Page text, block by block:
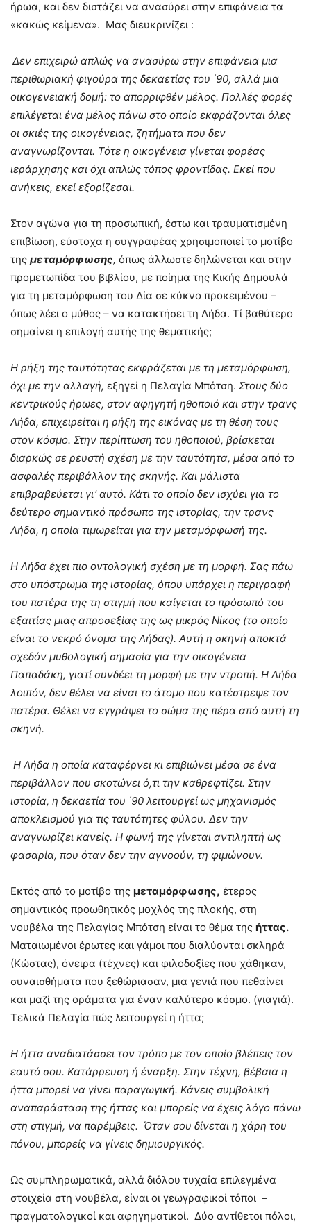
ήρωα, και δεν διστάζει να ανασύρει στην επιφάνεια τα
«κακώς κείμενα». Μας διευκρινίζει :
Δεν επιχειρώ απλώς να ανασύρω στην επιφάνεια μια
περιθωριακή φιγούρα της δεκαετίας του ΄90, αλλά μια
οικογενειακή δομή: το απορριφθέν μέλος. Πολλές φορές
επιλέγεται ένα μέλος πάνω στο οποίο εκφράζονται όλες
οι σκιές της οικογένειας, ζητήματα που δεν
αναγνωρίζονται. Τότε η οικογένεια γίνεται φορέας
ιεράρχησης και όχι απλώς τόπος φροντίδας. Εκεί που
ανήκεις, εκεί εξορίζεσαι.
Στον αγώνα για τη προσωπική, έστω και τραυματισμένη
επιβίωση, εύστοχα η συγγραφέας χρησιμοποιεί το μοτίβο
της μεταμόρφωσης, όπως άλλωστε δηλώνεται και στην
προμετωπίδα του βιβλίου, με ποίημα της Κικής Δημουλά
για τη μεταμόρφωση του Δία σε κύκνο προκειμένου –
όπως λέει ο μύθος – να κατακτήσει τη Λήδα. Τί βαθύτερο
σημαίνει η επιλογή αυτής της θεματικής;
Η ρήξη της ταυτότητας εκφράζεται με τη μεταμόρφωση,
όχι με την αλλαγή, εξηγεί η Πελαγία Μπότση. Στους δύο
κεντρικούς ήρωες, στον αφηγητή ηθοποιό και στην τρανς
Λήδα, επιχειρείται η ρήξη της εικόνας με τη θέση τους
στον κόσμο. Στην περίπτωση του ηθοποιού, βρίσκεται
διαρκώς σε ρευστή σχέση με την ταυτότητα, μέσα από το
ασφαλές περιβάλλον της σκηνής. Και μάλιστα
επιβραβεύεται γι’ αυτό. Κάτι το οποίο δεν ισχύει για το
δεύτερο σημαντικό πρόσωπο της ιστορίας, την τρανς
Λήδα, η οποία τιμωρείται για την μεταμόρφωσή της.
Η Λήδα έχει πιο οντολογική σχέση με τη μορφή. Σας πάω
στο υπόστρωμα της ιστορίας, όπου υπάρχει η περιγραφή
του πατέρα της τη στιγμή που καίγεται το πρόσωπό του
εξαιτίας μιας απροσεξίας της ως μικρός Νίκος (το οποίο
είναι το νεκρό όνομα της Λήδας). Αυτή η σκηνή αποκτά
σχεδόν μυθολογική σημασία για την οικογένεια
Παπαδάκη, γιατί συνδέει τη μορφή με την ντροπή. Η Λήδα
λοιπόν, δεν θέλει να είναι το άτομο που κατέστρεψε τον
πατέρα. Θέλει να εγγράψει το σώμα της πέρα από αυτή τη
σκηνή.
Η Λήδα η οποία καταφέρνει κι επιβιώνει μέσα σε ένα
περιβάλλον που σκοτώνει ό,τι την καθρεφτίζει. Στην
ιστορία, η δεκαετία του ΄90 λειτουργεί ως μηχανισμός
αποκλεισμού για τις ταυτότητες φύλου. Δεν την
αναγνωρίζει κανείς. Η φωνή της γίνεται αντιληπτή ως
φασαρία, που όταν δεν την αγνοούν, τη φιμώνουν.
Εκτός από το μοτίβο της μεταμόρφωσης, έτερος
σημαντικός προωθητικός μοχλός της πλοκής, στη
νουβέλα της Πελαγίας Μπότση είναι το θέμα της ήττας.
Ματαιωμένοι έρωτες και γάμοι που διαλύονται σκληρά
(Κώστας), όνειρα (τέχνες) και φιλοδοξίες που χάθηκαν,
συναισθήματα που ξεθώριασαν, μια γενιά που πεθαίνει
και μαζί της οράματα για έναν καλύτερο κόσμο. (γιαγιά).
Τελικά Πελαγία πώς λειτουργεί η ήττα;
Η ήττα αναδιατάσσει τον τρόπο με τον οποίο βλέπεις τον
εαυτό σου. Κατάρρευση ή έναρξη. Στην τέχνη, βέβαια η
ήττα μπορεί να γίνει παραγωγική. Κάνεις συμβολική
αναπαράσταση της ήττας και μπορείς να έχεις λόγο πάνω
στη στιγμή, να παρέμβεις. Όταν σου δίνεται η χάρη του
πόνου, μπορείς να γίνεις δημιουργικός.
Ως συμπληρωματικά, αλλά διόλου τυχαία επιλεγμένα
στοιχεία στη νουβέλα, είναι οι γεωγραφικοί τόποι –
πραγματολογικοί και αφηγηματικοί. Δύο αντίθετοι πόλοι,